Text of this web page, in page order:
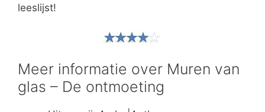
leeslijst!
Meer informatie over Muren van
glas – De ontmoeting